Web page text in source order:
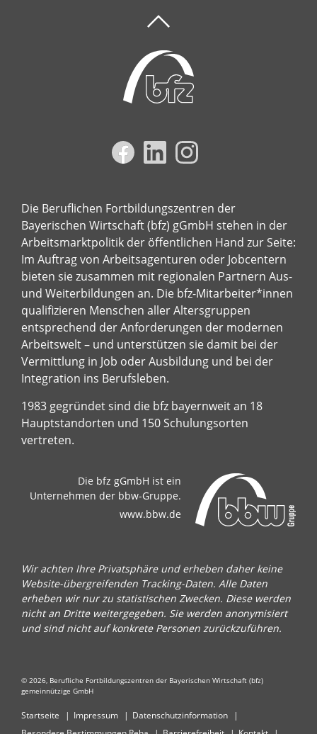
Die Beruflichen Fortbildungszentren der
Bayerischen Wirtschaft (bfz) gGmbH stehen in der
Arbeitsmarktpolitik der öffentlichen Hand zur Seite:
Im Auftrag von Arbeitsagenturen oder Jobcentern
bieten sie zusammen mit regionalen Partnern Aus-
und Weiterbildungen an. Die bfz-Mitarbeiter*innen
qualifizieren Menschen aller Altersgruppen
entsprechend der Anforderungen der modernen
Arbeitswelt – und unterstützen sie damit bei der
Vermittlung in Job oder Ausbildung und bei der
Integration ins Berufsleben.
1983 gegründet sind die bfz bayernweit an 18
Hauptstandorten und 150 Schulungsorten
vertreten.
Die bfz gGmbH ist ein
Unternehmen der bbw-Gruppe.
www.bbw.de
Wir achten Ihre Privatsphäre und erheben daher keine
Website-übergreifenden Tracking-Daten. Alle Daten
erheben wir nur zu statistischen Zwecken. Diese werden
nicht an Dritte weitergegeben. Sie werden anonymisiert
und sind nicht auf konkrete Personen zurückzuführen.
© 2026, Berufliche Fortbildungszentren der Bayerischen Wirtschaft (bfz)
gemeinnützige GmbH
Startseite Impressum
Datenschutzinformation